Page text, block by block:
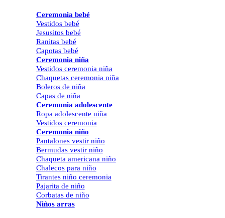
Ceremonia bebé
Vestidos bebé
Jesusitos bebé
Ranitas bebé
Capotas bebé
Ceremonia niña
Vestidos ceremonia niña
Chaquetas ceremonia niña
Boleros de niña
Capas de niña
Ceremonia adolescente
Ropa adolescente niña
Vestidos ceremonia
Ceremonia niño
Pantalones vestir niño
Bermudas vestir niño
Chaqueta americana niño
Chalecos para niño
Tirantes niño ceremonia
Pajarita de niño
Corbatas de niño
Niños arras